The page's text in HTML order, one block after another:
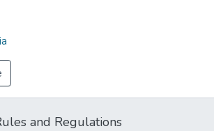
and Regulations